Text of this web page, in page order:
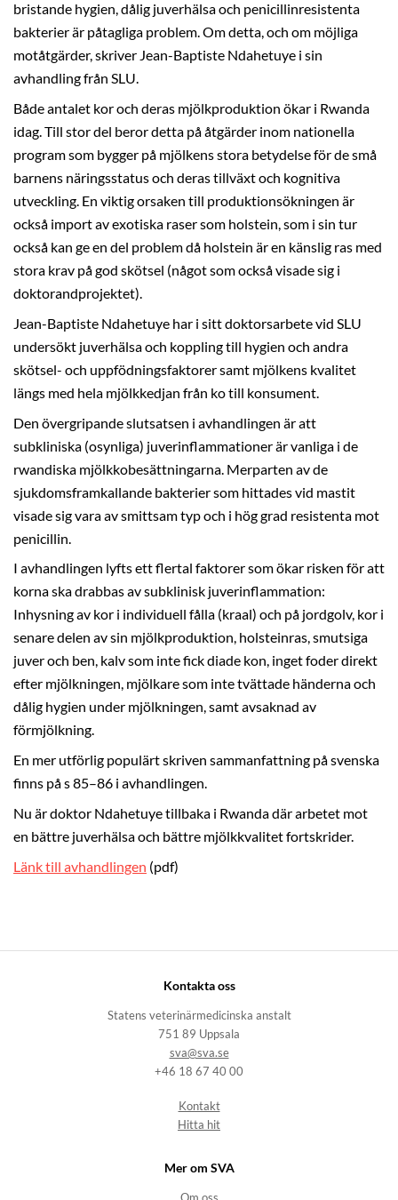
bristande hygien, dålig juverhälsa och penicillinresistenta
bakterier är påtagliga problem. Om detta, och om möjliga
motåtgärder, skriver Jean-Baptiste Ndahetuye i sin
avhandling från SLU.
Både antalet kor och deras mjölkproduktion ökar i Rwanda
idag. Till stor del beror detta på åtgärder inom nationella
program som bygger på mjölkens stora betydelse för de små
barnens näringsstatus och deras tillväxt och kognitiva
utveckling. En viktig orsaken till produktionsökningen är
också import av exotiska raser som holstein, som i sin tur
också kan ge en del problem då holstein är en känslig ras med
stora krav på god skötsel (något som också visade sig i
doktorandprojektet).
Jean-Baptiste Ndahetuye har i sitt doktorsarbete vid SLU
undersökt juverhälsa och koppling till hygien och andra
skötsel- och uppfödningsfaktorer samt mjölkens kvalitet
längs med hela mjölkkedjan från ko till konsument.
Den övergripande slutsatsen i avhandlingen är att
subkliniska (osynliga) juverinflammationer är vanliga i de
rwandiska mjölkkobesättningarna. Merparten av de
sjukdomsframkallande bakterier som hittades vid mastit
visade sig vara av smittsam typ och i hög grad resistenta mot
penicillin.
I avhandlingen lyfts ett flertal faktorer som ökar risken för att
korna ska drabbas av subklinisk juverinflammation:
Inhysning av kor i individuell fålla (kraal) och på jordgolv, kor i
senare delen av sin mjölkproduktion, holsteinras, smutsiga
juver och ben, kalv som inte fick diade kon, inget foder direkt
efter mjölkningen, mjölkare som inte tvättade händerna och
dålig hygien under mjölkningen, samt avsaknad av
förmjölkning.
En mer utförlig populärt skriven sammanfattning på svenska
finns på s 85–86 i avhandlingen.
Nu är doktor Ndahetuye tillbaka i Rwanda där arbetet mot
en bättre juverhälsa och bättre mjölkkvalitet fortskrider.
Länk till avhandlingen (pdf)
Kontakta oss
Statens veterinärmedicinska anstalt
751 89 Uppsala
sva@sva.se
+46 18 67 40 00
Kontakt
Hitta hit
Mer om SVA